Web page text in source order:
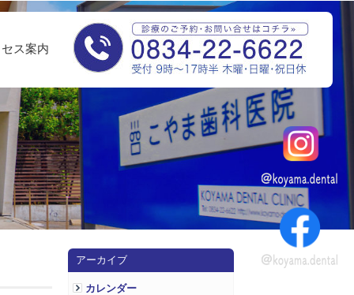
ス案内
アーカイブ
カレンダー